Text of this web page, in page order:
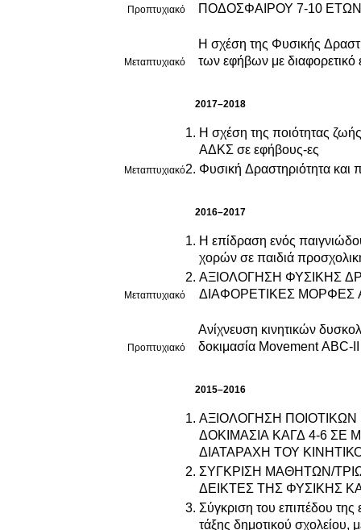
Προπτυχιακό
ΠΟΔΟΣΦΑΙΡΟΥ 7-10
Μεταπτυχιακό
Η σχέση της Φυσικής
των εφήβων με διαφορετικό
2017–2018
Μεταπτυχιακό
Η σχέση της ποιότητας
ΑΔΚΣ σε εφήβους-ες
Φυσική Δραστηριότητα και
2016–2017
Μεταπτυχιακό
Η επίδραση ενός
χορών σε παιδιά
ΑΞΙΟΛΟΓΗΣΗ ΦΥΣΙΚΗΣ ΔΡΑΣΤΗΡΙΟΤΗΤΑΣ
ΔΙΑΦΟΡΕΤΙΚΕΣ ΜΟΡΦΕΣ
Προπτυχιακό
Ανίχνευση κινητικών
δοκιμασία Movement ABC-II
2015–2016
ΑΞΙΟΛΟΓΗΣΗ
ΔΟΚΙΜΑΣΙΑ ΚΑΓΔ 4-6 ΣΕ
ΔΙΑΤΑΡΑΧΗ ΤΟΥ
ΣΥΓΚΡΙΣΗ ΜΑΘΗΤΩΝ/
ΔΕΙΚΤΕΣ ΤΗΣ ΦΥΣΙΚΗΣ
Σύγκριση του επιπέδου της
τάξης δημοτικού σχολείου,